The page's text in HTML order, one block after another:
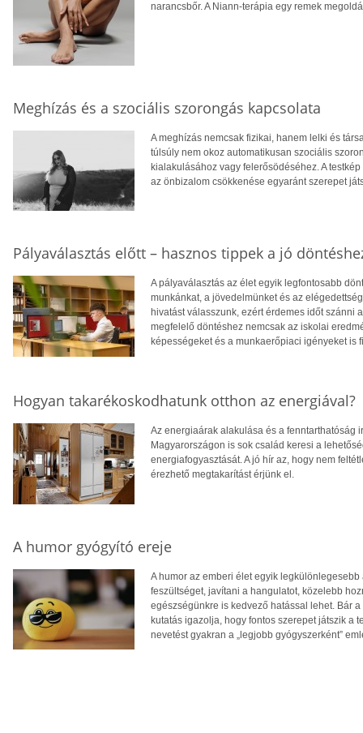
narancsbőr. A Niann-terápia egy remek
Meghízás és a szociális szorongás kapcsolata
A meghízás nemcsak fizikai, hanem lelki és
túlsúly nem okoz automatikusan szociális
kialakulásához vagy felerősödéséhez. A
az önbizalom csökkenése egyaránt szerepet
Pályaválasztás előtt – hasznos tippek a jó
A pályaválasztás az élet egyik legfontosabb
munkánkat, a jövedelmünket és az
hivatást válasszunk, ezért érdemes időt szánni
megfelelő döntéshez nemcsak az iskolai
képességeket és a munkaerőpiaci igényeket is
Hogyan takarékoskodhatunk otthon az energiával?
Az energiaárak alakulása és a fenntarthatóság
Magyarországon is sok család keresi a
energiafogyasztását. A jó hír az, hogy nem
érezhető megtakarítást érjünk el.
A humor gyógyító ereje
A humor az emberi élet egyik
feszültséget, javítani a hangulatot, közelebb
egészségünkre is kedvező hatással lehet. Bár
kutatás igazolja, hogy fontos szerepet játszik a
nevetést gyakran a „legjobb gyógyszerként”